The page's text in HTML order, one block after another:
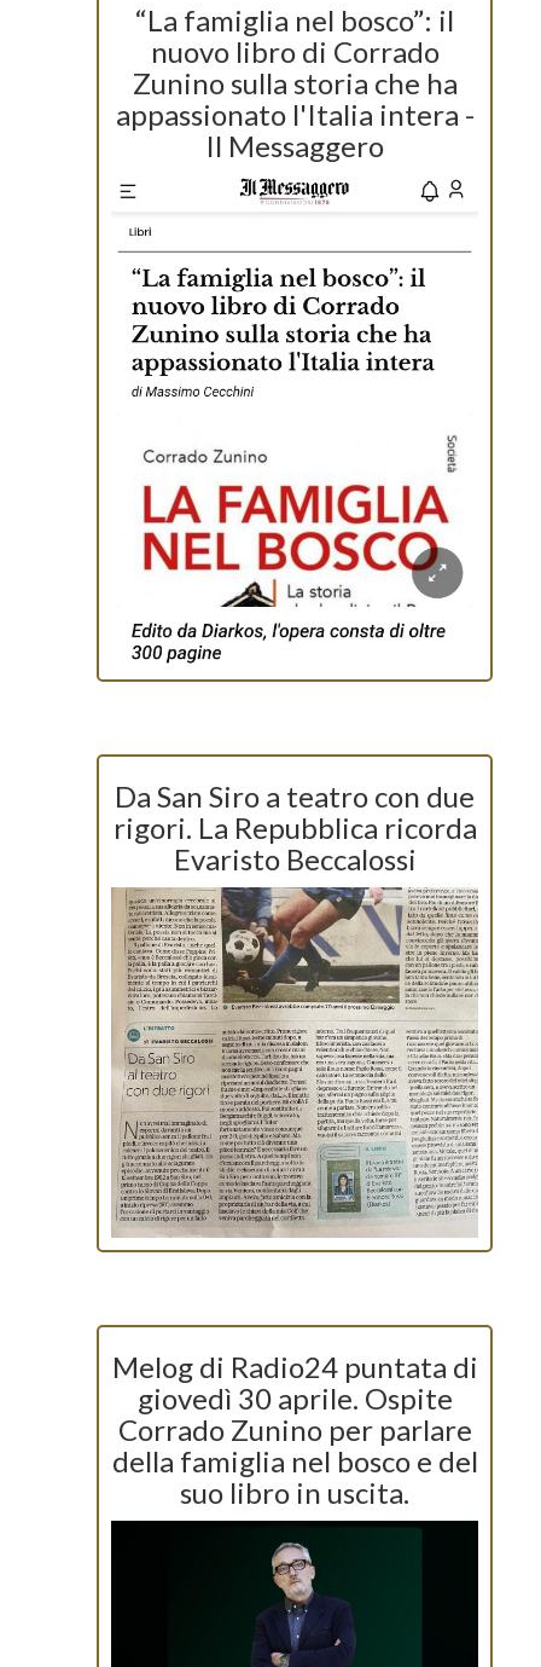
“La famiglia nel bosco”: il
nuovo libro di Corrado
Zunino sulla storia che ha
appassionato l'Italia intera -
Il Messaggero
Da San Siro a teatro con due
rigori. La Repubblica ricorda
Evaristo Beccalossi
Melog di Radio24 puntata di
giovedì 30 aprile. Ospite
Corrado Zunino per parlare
della famiglia nel bosco e del
suo libro in uscita.